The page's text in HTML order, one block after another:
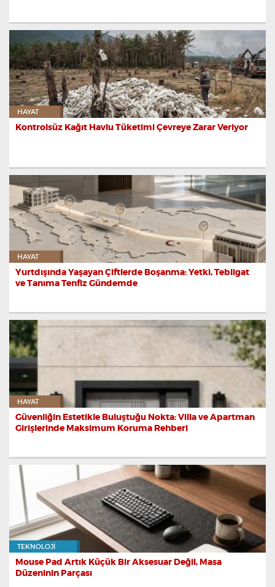
HAYAT
Kontrolsüz Kağıt Havlu Tüketimi Çevreye Zarar Veriyor
HAYAT
Yurtdışında Yaşayan Çiftlerde Boşanma: Yetki, Tebligat
ve Tanıma Tenfiz Gündemde
HAYAT
Güvenliğin Estetikle Buluştuğu Nokta: Villa ve Apartman
Girişlerinde Maksimum Koruma Rehberi
TEKNOLOJI
Mouse Pad Artık Küçük Bir Aksesuar Değil, Masa
Düzeninin Parçası